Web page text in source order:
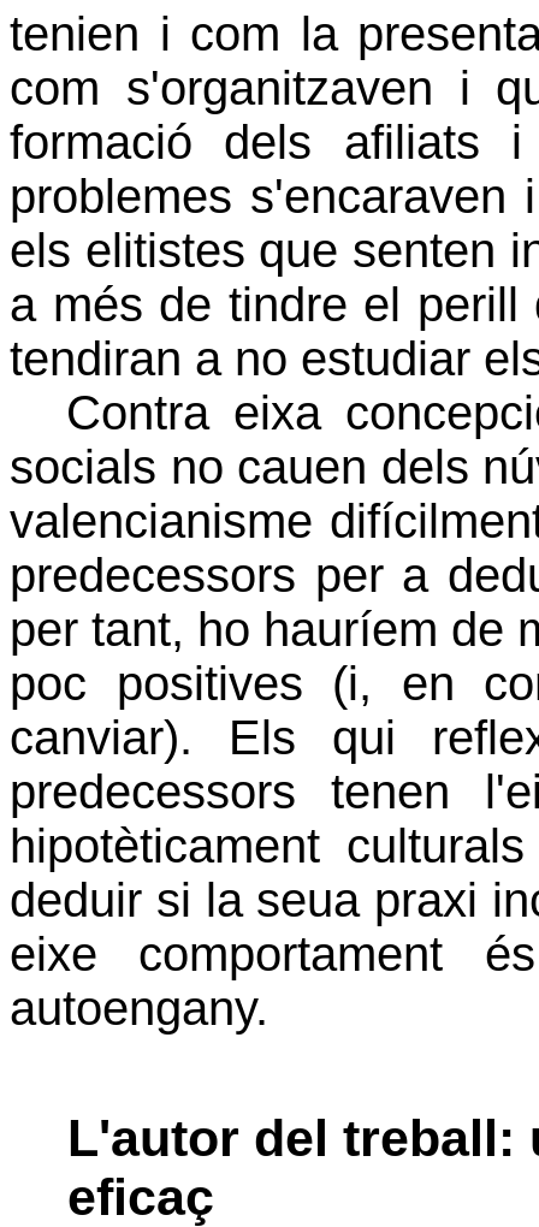
tenien i com la
com s'organitzaven i
formació dels afiliats
problemes
els elitistes que senten
a més de tindre el perill
tendiran a no estudiar
Contra eixa
socials no cauen dels
valencianisme
predecessors per a
per tant, ho hauríem de
poc positives (i, en
canviar). Els qui
predecessors tenen
hipotèticament
deduir si la seua praxi
eixe comportament
autoengany.
L'autor del treball:
eficaç